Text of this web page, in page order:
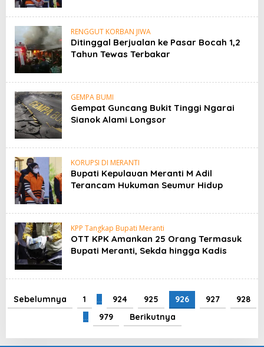
RENGGUT KORBAN JIWA
Ditinggal Berjualan ke Pasar Bocah 1,2
Tahun Tewas Terbakar
GEMPA BUMI
Gempat Guncang Bukit Tinggi Ngarai
Sianok Alami Longsor
KORUPSI DI MERANTI
Bupati Kepulauan Meranti M Adil
Terancam Hukuman Seumur Hidup
KPP Tangkap Bupati Meranti
OTT KPK Amankan 25 Orang Termasuk
Bupati Meranti, Sekda hingga Kadis
Sebelumnya 1 … 924 925 926 927
928
…
979 Berikutnya